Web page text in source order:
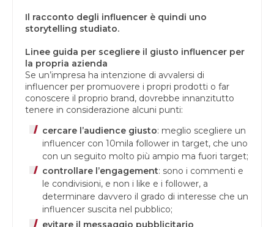
Il racconto degli influencer è quindi uno
storytelling studiato.
Linee guida per scegliere il giusto influencer per
la propria azienda
Se un’impresa ha intenzione di avvalersi di
influencer per promuovere i propri prodotti o far
conoscere il proprio brand, dovrebbe innanzitutto
tenere in considerazione alcuni punti:
cercare l’audience giusto: meglio scegliere un
influencer con 10mila follower in target, che uno
con un seguito molto più ampio ma fuori target;
controllare l’engagement: sono i commenti e
le condivisioni, e non i like e i follower, a
determinare davvero il grado di interesse che un
influencer suscita nel pubblico;
evitare il messaggio pubblicitario